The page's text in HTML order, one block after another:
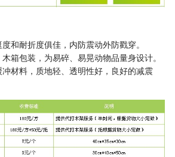
和耐折度俱佳，内防震动外防戳穿。
箱包装，为易碎、易晃动物品量身设计。
材料，质地轻、透明性好，良好的减震